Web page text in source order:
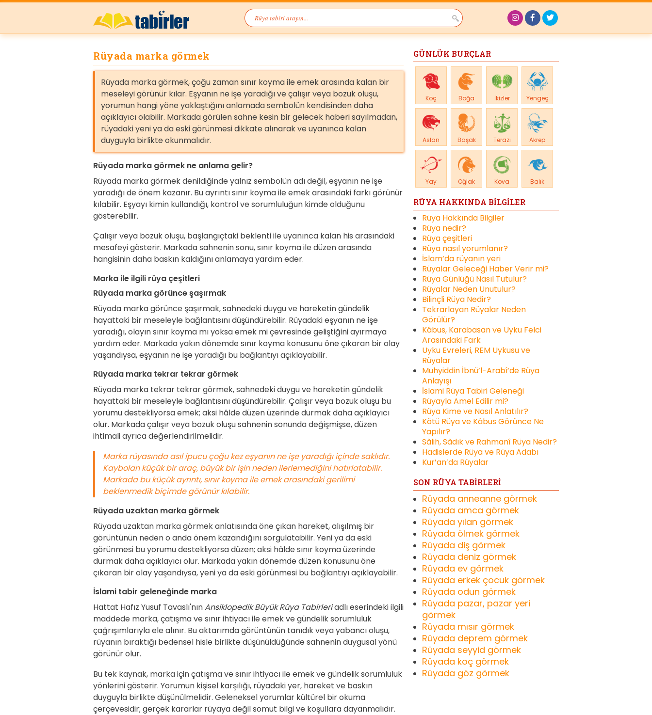
Rüyada marka görmek
Rüyada marka görmek, çoğu zaman sınır koyma ile emek arasında kalan bir
meseleyi görünür kılar. Eşyanın ne işe yaradığı ve çalışır veya bozuk oluşu,
yorumun hangi yöne yaklaştığını anlamada sembolün kendisinden daha
açıklayıcı olabilir. Markada görülen sahne kesin bir gelecek haberi sayılmadan,
rüyadaki yeni ya da eski görünmesi dikkate alınarak ve uyanınca kalan
duyguyla birlikte okunmalıdır.
Rüyada marka görmek ne anlama gelir?
Rüyada marka görmek denildiğinde yalnız sembolün adı değil, eşyanın ne işe
yaradığı de önem kazanır. Bu ayrıntı sınır koyma ile emek arasındaki farkı görünür
kılabilir. Eşyayı kimin kullandığı, kontrol ve sorumluluğun kimde olduğunu
gösterebilir.
Çalışır veya bozuk oluşu, başlangıçtaki beklenti ile uyanınca kalan his arasındaki
mesafeyi gösterir. Markada sahnenin sonu, sınır koyma ile düzen arasında
hangisinin daha baskın kaldığını anlamaya yardım eder.
Marka ile ilgili rüya çeşitleri
Rüyada marka görünce şaşırmak
Rüyada marka görünce şaşırmak, sahnedeki duygu ve hareketin gündelik
hayattaki bir meseleyle bağlantısını düşündürebilir. Rüyadaki eşyanın ne işe
yaradığı, olayın sınır koyma mı yoksa emek mi çevresinde geliştiğini ayırmaya
yardım eder. Markada yakın dönemde sınır koyma konusunu öne çıkaran bir olay
yaşandıysa, eşyanın ne işe yaradığı bu bağlantıyı açıklayabilir.
Rüyada marka tekrar tekrar görmek
Rüyada marka tekrar tekrar görmek, sahnedeki duygu ve hareketin gündelik
hayattaki bir meseleyle bağlantısını düşündürebilir. Çalışır veya bozuk oluşu bu
yorumu destekliyorsa emek; aksi hâlde düzen üzerinde durmak daha açıklayıcı
olur. Markada çalışır veya bozuk oluşu sahnenin sonunda değişmişse, düzen
ihtimali ayrıca değerlendirilmelidir.
Marka rüyasında asıl ipucu çoğu kez eşyanın ne işe yaradığı içinde saklıdır.
Kaybolan küçük bir araç, büyük bir işin neden ilerlemediğini hatırlatabilir.
Markada bu küçük ayrıntı, sınır koyma ile emek arasındaki gerilimi
beklenmedik biçimde görünür kılabilir.
Rüyada uzaktan marka görmek
Rüyada uzaktan marka görmek anlatısında öne çıkan hareket, alışılmış bir
görüntünün neden o anda önem kazandığını sorgulatabilir. Yeni ya da eski
görünmesi bu yorumu destekliyorsa düzen; aksi hâlde sınır koyma üzerinde
durmak daha açıklayıcı olur. Markada yakın dönemde düzen konusunu öne
çıkaran bir olay yaşandıysa, yeni ya da eski görünmesi bu bağlantıyı açıklayabilir.
İslami tabir geleneğinde marka
Hattat Hafız Yusuf Tavaslı'nınAnsiklopedik Büyük Rüya Tabirleriadlı eserindeki ilgili
maddede marka, çatışma ve sınır ihtiyacı ile emek ve gündelik sorumluluk
çağrışımlarıyla ele alınır. Bu aktarımda görüntünün tanıdık veya yabancı oluşu,
rüyanın bıraktığı bedensel hisle birlikte düşünüldüğünde sahnenin duygusal yönü
görünür olur.
Bu tek kaynak, marka için çatışma ve sınır ihtiyacı ile emek ve gündelik sorumluluk
yönlerini gösterir. Yorumun kişisel karşılığı, rüyadaki yer, hareket ve baskın
duyguyla birlikte düşünülmelidir. Geleneksel yorumlar kültürel bir okuma
çerçevesidir; gerçek kararlar rüyaya değil somut bilgi ve koşullara dayanmalıdır.
GÜNLÜK BURÇLAR
Koç Boğa İkizler Yengeç
Aslan Başak Terazi Akrep
Yay Oğlak Kova Balık
RÜYA HAKKINDA BİLGİLER
Rüya Hakkında Bilgiler
Rüya nedir?
Rüya çeşitleri
Rüya nasıl yorumlanır?
İslam’da rüyanın yeri
Rüyalar Geleceği Haber Verir mi?
Rüya Günlüğü Nasıl Tutulur?
Rüyalar Neden Unutulur?
Bilinçli Rüya Nedir?
Tekrarlayan Rüyalar Neden
Görülür?
Kâbus, Karabasan ve Uyku Felci
Arasındaki Fark
Uyku Evreleri, REM Uykusu ve
Rüyalar
Muhyiddin İbnü’l-Arabî’de Rüya
Anlayışı
İslami Rüya Tabiri Geleneği
Rüyayla Amel Edilir mi?
Rüya Kime ve Nasıl Anlatılır?
Kötü Rüya ve Kâbus Görünce Ne
Yapılır?
Sâlih, Sâdık ve Rahmanî Rüya Nedir?
Hadislerde Rüya ve Rüya Adabı
Kur’an’da Rüyalar
SON RÜYA TABİRLERİ
Rüyada anneanne görmek
Rüyada amca görmek
Rüyada yılan görmek
Rüyada ölmek görmek
Rüyada diş görmek
Rüyada deniz görmek
Rüyada ev görmek
Rüyada erkek çocuk görmek
Rüyada odun görmek
Rüyada pazar, pazar yeri
görmek
Rüyada mısır görmek
Rüyada deprem görmek
Rüyada seyyid görmek
Rüyada koç görmek
Rüyada göz görmek